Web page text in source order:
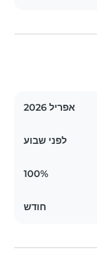
אפריל 2026
לפני שבוע
100%
חודש